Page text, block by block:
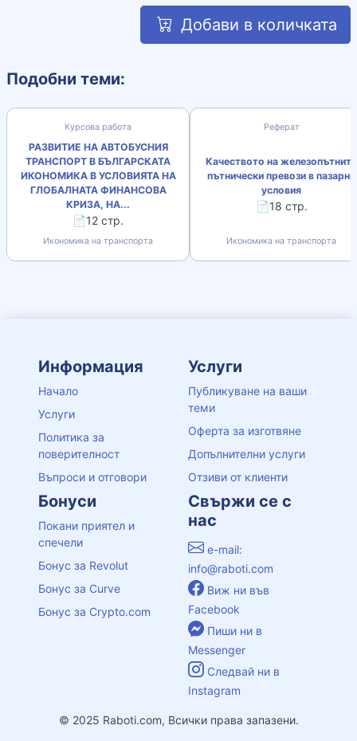
Добави в количката
Подобни теми:
Курсова работа
РАЗВИТИЕ НА АВТОБУСНИЯ
ТРАНСПОРТ В БЪЛГАРСКАТА
ИКОНОМИКА В УСЛОВИЯТА НА
ГЛОБАЛНАТА ФИНАНСОВА
КРИЗА, НА...
📄12 стр.
Икономика на транспорта
Реферат
Качеството на железопътните
пътнически превози в пазарни
условия
📄18 стр.
Икономика на транспорта
Информация
Начало
Услуги
Политика за
поверителност
Въпроси и отговори
Услуги
Публикуване на ваши
теми
Оферта за изготвяне
Допълнителни услуги
Отзиви от клиенти
Бонуси
Покани приятел и
спечели
Бонус за Revolut
Бонус за Curve
Бонус за Crypto.com
Свържи се с
нас
e-mail:
info@raboti.com
Виж ни във
Facebook
Пиши ни в
Messenger
Следвай ни в
Instagram
© 2025 Raboti.com, Всички права запазени.